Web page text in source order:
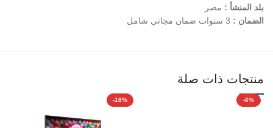
بلد المنشأ : مصر
الضمان :
منتجات ذات صلة
-6%
-18%